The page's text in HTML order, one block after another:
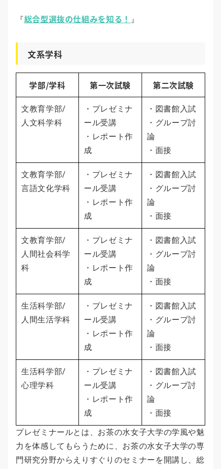
『総合型選抜の仕組みを知る！ 』
文系学科
学部/学科 第一次試験 第二次試験
文教育学部/
人文科学科
・プレゼミナ
ール受講
・レポート作
成
・図書館入試
・グループ討
論
・面接
文教育学部/
言語文化学科
・プレゼミナ
ール受講
・レポート作
成
・図書館入試
・グループ討
論
・面接
文教育学部/
人間社会科学
科
・プレゼミナ
ール受講
・レポート作
成
・図書館入試
・グループ討
論
・面接
生活科学部/
人間生活学科
・プレゼミナ
ール受講
・レポート作
成
・図書館入試
・グループ討
論
・面接
生活科学部/
心理学科
・プレゼミナ
ール受講
・レポート作
成
・図書館入試
・グループ討
論
・面接
プレゼミナールとは、お茶の水女子大学の学風や魅
力を体感してもらうために、お茶の水女子大学の専
門研究分野からえりすぐりのセミナーを開講し、総